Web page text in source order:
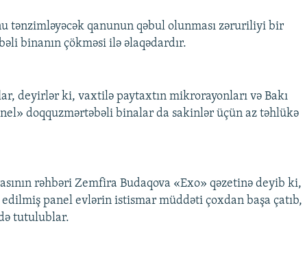
tənzimləyəcək qanunun qəbul olunması zəruriliyi bir
binanın çökməsi ilə əlaqədardır.
deyirlər ki, vaxtilə paytaxtın mikrorayonları və Bakı
doqquzmərtəbəli binalar da sakinlər üçün az təhlükə
rəhbəri Zemfira Budaqova «Exo» qəzetinə deyib ki,
edilmiş panel evlərin istismar müddəti çoxdan başa çatıb,
tutulublar.